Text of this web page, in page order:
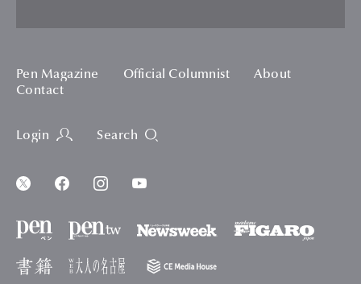
Pen Magazine Official Columnist
About
Contact
Login Search